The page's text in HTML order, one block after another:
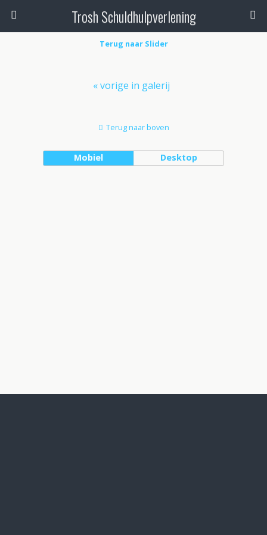
Trosh Schuldhulpverlening
Terug naar Slider
« vorige in galerij
Terug naar boven
Mobiel Desktop